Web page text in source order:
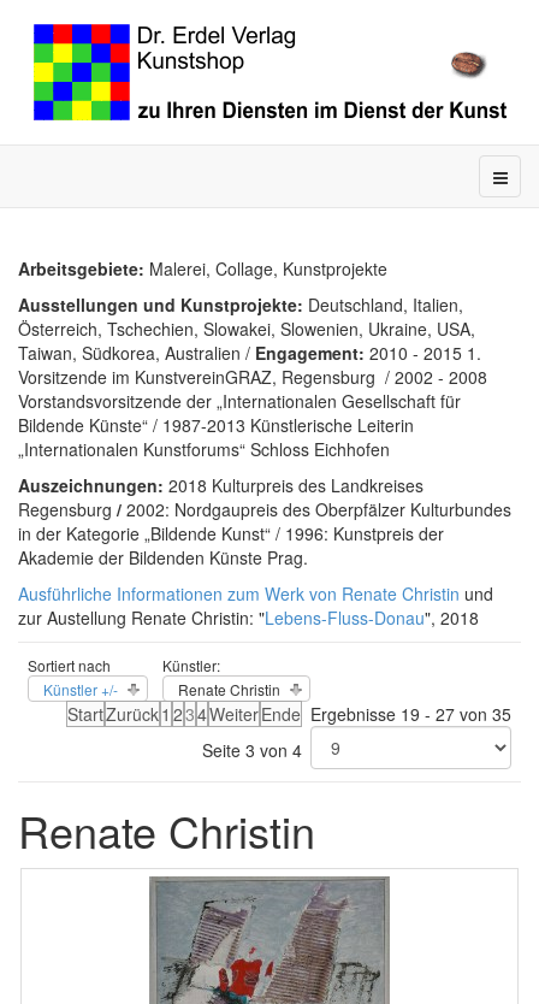
Arbeitsgebiete: Malerei, Collage, Kunstprojekte
Ausstellungen und Kunstprojekte: Deutschland, Italien,
Österreich, Tschechien, Slowakei, Slowenien, Ukraine, USA,
Taiwan, Südkorea, Australien / Engagement: 2010 - 2015 1.
Vorsitzende im KunstvereinGRAZ, Regensburg / 2002 - 2008
Vorstandsvorsitzende der „Internationalen Gesellschaft für
Bildende Künste“ / 1987-2013 Künstlerische Leiterin
„Internationalen Kunstforums“ Schloss Eichhofen
Auszeichnungen: 2018 Kulturpreis des Landkreises
Regensburg / 2002: Nordgaupreis des Oberpfälzer Kulturbundes
in der Kategorie „Bildende Kunst“ / 1996: Kunstpreis der
Akademie der Bildenden Künste Prag.
Ausführliche Informationen zum Werk von Renate Christin und
zur Austellung Renate Christin: "Lebens-Fluss-Donau", 2018
Sortiert nach
Künstler +/-
Künstler:
Renate Christin
StartZurück1 234WeiterEnde
Seite 3 von 4
Ergebnisse 19 - 27 von 35
Renate Christin